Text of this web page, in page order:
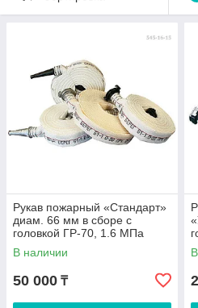
Рукав пожарный «Стандарт»
диам. 66 мм в сборе с
головкой ГР-70, 1.6 МПа
В наличии
50 000 ₸